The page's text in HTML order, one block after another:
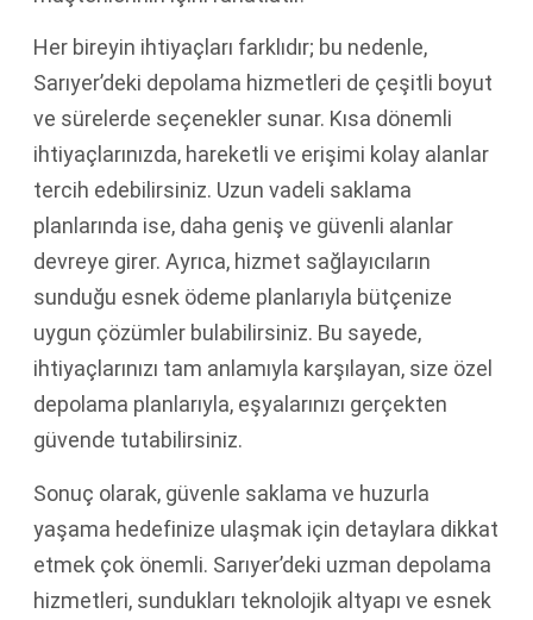
Her bireyin ihtiyaçları farklıdır; bu nedenle,
Sarıyer’deki depolama hizmetleri de çeşitli boyut
ve sürelerde seçenekler sunar. Kısa dönemli
ihtiyaçlarınızda, hareketli ve erişimi kolay alanlar
tercih edebilirsiniz. Uzun vadeli saklama
planlarında ise, daha geniş ve güvenli alanlar
devreye girer. Ayrıca, hizmet sağlayıcıların
sunduğu esnek ödeme planlarıyla bütçenize
uygun çözümler bulabilirsiniz. Bu sayede,
ihtiyaçlarınızı tam anlamıyla karşılayan, size özel
depolama planlarıyla, eşyalarınızı gerçekten
güvende tutabilirsiniz.
Sonuç olarak, güvenle saklama ve huzurla
yaşama hedefinize ulaşmak için detaylara dikkat
etmek çok önemli. Sarıyer’deki uzman depolama
hizmetleri, sundukları teknolojik altyapı ve esnek